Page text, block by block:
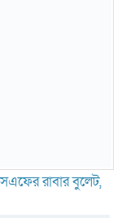
রাবার বুলেট,